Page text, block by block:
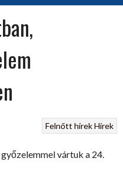
Felnőtt hírekHírek
vártuk a 24.